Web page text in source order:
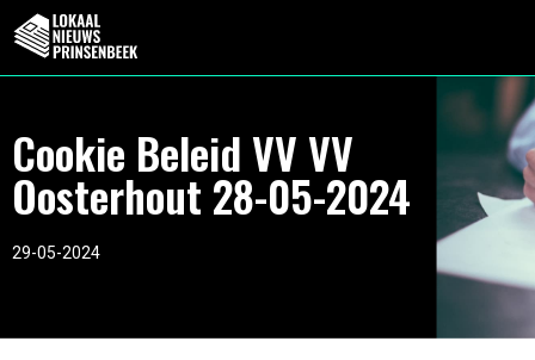
Cookie Beleid VV VV
Oosterhout 28-05-2024
29-05-2024